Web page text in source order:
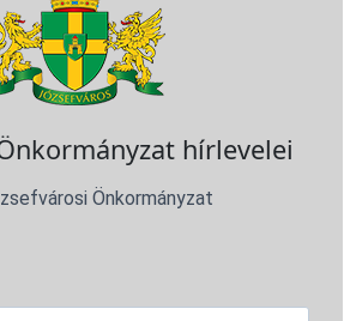
hírlevelei
Önkormányzat